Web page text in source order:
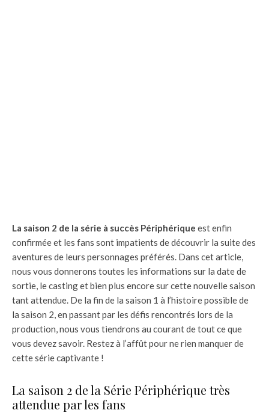
La saison 2 de la série à succès Périphérique est enfin
confirmée et les fans sont impatients de découvrir la suite des
aventures de leurs personnages préférés. Dans cet article,
nous vous donnerons toutes les informations sur la date de
sortie, le casting et bien plus encore sur cette nouvelle saison
tant attendue. De la fin de la saison 1 à l’histoire possible de
la saison 2, en passant par les défis rencontrés lors de la
production, nous vous tiendrons au courant de tout ce que
vous devez savoir. Restez à l’affût pour ne rien manquer de
cette série captivante !
La saison 2 de la Série Périphérique très
attendue par les fans